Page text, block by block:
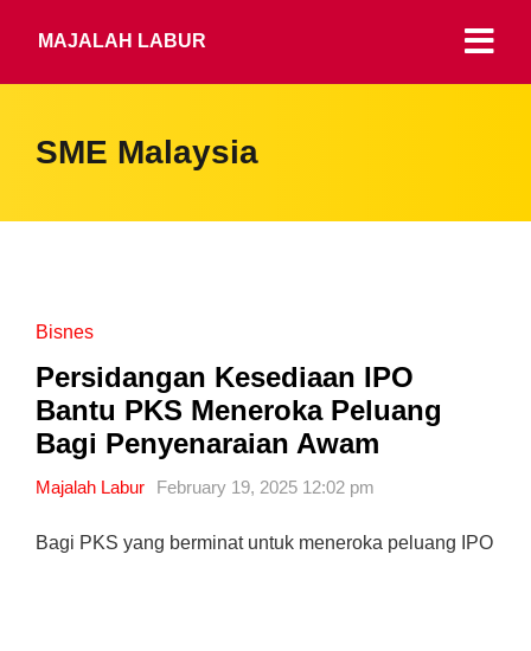
MAJALAH LABUR
SME Malaysia
Bisnes
Persidangan Kesediaan IPO
Bantu PKS Meneroka Peluang
Bagi Penyenaraian Awam
Majalah Labur February 19, 2025 12:02 pm
Bagi PKS yang berminat untuk meneroka peluang IPO